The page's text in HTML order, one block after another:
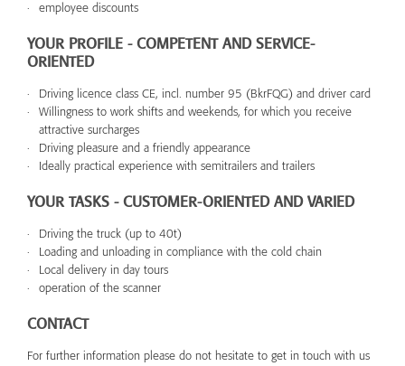
employee discounts
YOUR PROFILE - COMPETENT AND SERVICE-
ORIENTED
Driving licence class CE, incl. number 95 (BkrFQG) and driver card
Willingness to work shifts and weekends, for which you receive
attractive surcharges
Driving pleasure and a friendly appearance
Ideally practical experience with semitrailers and trailers
YOUR TASKS - CUSTOMER-ORIENTED AND VARIED
Driving the truck (up to 40t)
Loading and unloading in compliance with the cold chain
Local delivery in day tours
operation of the scanner
CONTACT
For further information please do not hesitate to get in touch with us